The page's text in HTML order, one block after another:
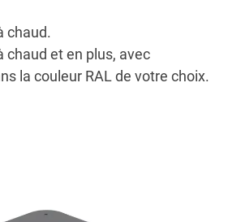
chaud.
chaud et en plus, avec
la couleur RAL de votre choix.